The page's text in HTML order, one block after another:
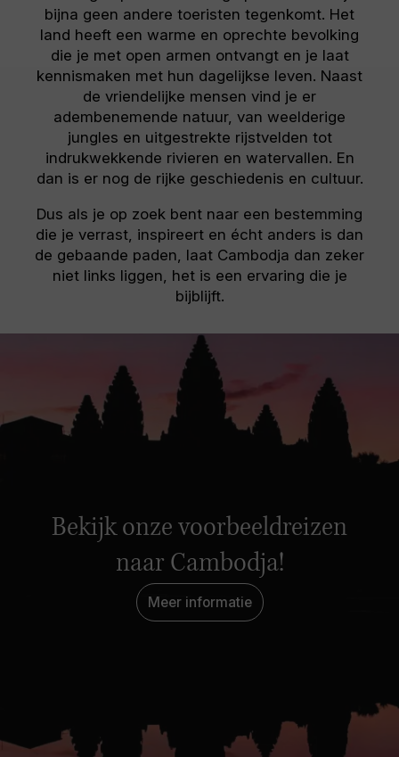
bijna geen andere toeristen tegenkomt. Het
land heeft een warme en oprechte bevolking
die je met open armen ontvangt en je laat
kennismaken met hun dagelijkse leven. Naast
de vriendelijke mensen vind je er
adembenemende natuur, van weelderige
jungles en uitgestrekte rijstvelden tot
indrukwekkende rivieren en watervallen. En
dan is er nog de rijke geschiedenis en cultuur.
Dus als je op zoek bent naar een bestemming
die je verrast, inspireert en écht anders is dan
de gebaande paden, laat Cambodja dan zeker
niet links liggen, het is een ervaring die je
bijblijft.
Bekijk onze voorbeeldreizen
naar Cambodja!
Meer informatie